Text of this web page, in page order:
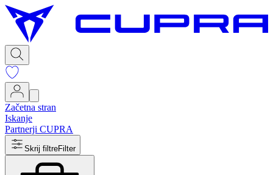
Začetna stran
Iskanje
Partnerji CUPRA
Skrij filtreFilter